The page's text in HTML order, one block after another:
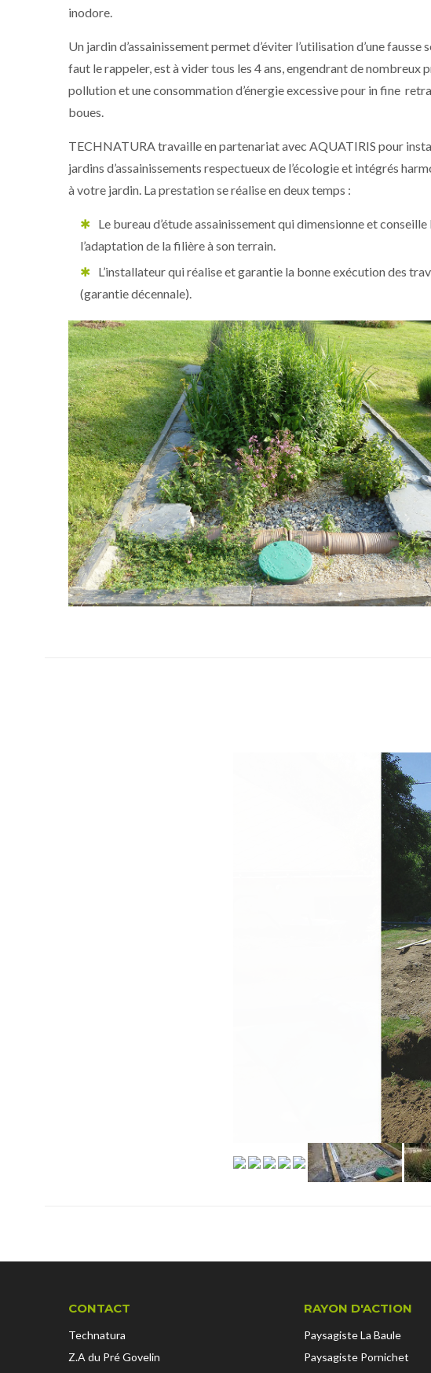
inodore.
Un jardin d’assainissement permet d’éviter l’utilisation d’une fausse
faut le rappeler, est à vider tous les 4 ans, engendrant de nombreux
pollution et une consommation d’énergie excessive pour in fine
boues.
TECHNATURA travaille en partenariat avec AQUATIRIS pour
jardins d’assainissements respectueux de l’écologie et intégrés
à votre jardin. La prestation se réalise en deux temps :
Le bureau d’étude assainissement qui dimensionne et
l’adaptation de la filière à son terrain.
L’installateur qui réalise et garantie la bonne exécution des
(garantie décennale).
CONTACT
Technatura
Z.A du Pré Govelin
RAYON D'ACTION
Paysagiste La Baule
Paysagiste Pornichet